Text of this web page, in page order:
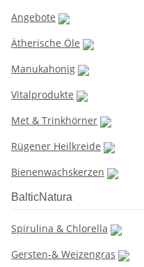
Angebote
Ätherische Öle
Manukahonig
Vitalprodukte
Met & Trinkhörner
Rügener Heilkreide
Bienenwachskerzen
BalticNatura
Spirulina & Chlorella
Gersten-& Weizengras